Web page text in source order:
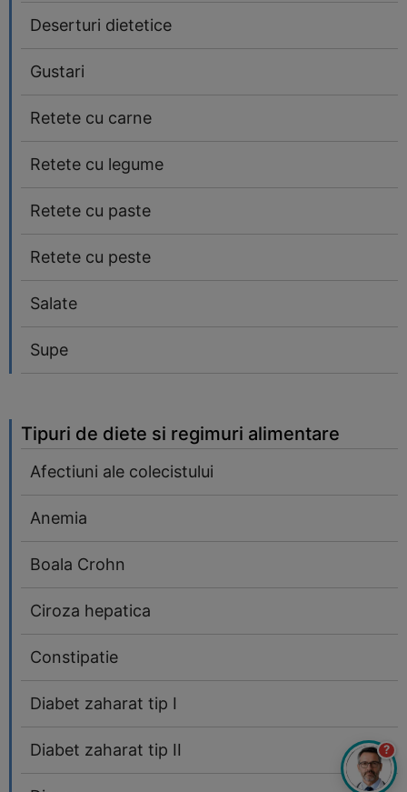
Deserturi dietetice
Gustari
Retete cu carne
Retete cu legume
Retete cu paste
Retete cu peste
Salate
Supe
Tipuri de diete si regimuri alimentare
Afectiuni ale colecistului
Anemia
Boala Crohn
Ciroza hepatica
Constipatie
Diabet zaharat tip I
Diabet zaharat tip II ?